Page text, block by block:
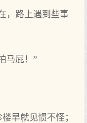
，路上遇到些事
马屁！”
早就见惯不怪；